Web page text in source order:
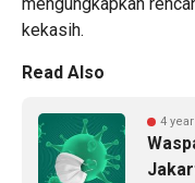
kekasih.
Read Also
4